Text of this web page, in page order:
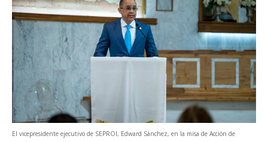
El vicepresidente ejecutivo de SEPROI, Edward Sánchez, en la misa de Acción de